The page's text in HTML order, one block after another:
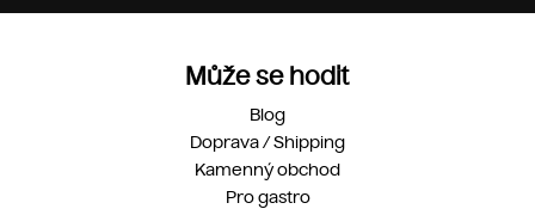
Může se hodit
Blog
Doprava / Shipping
Kamenný obchod
Pro gastro